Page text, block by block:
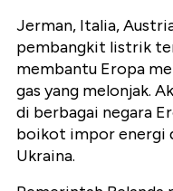
Jerman, Italia,
pembangkit listrik
membantu Eropa
gas yang melonjak.
di berbagai negara
boikot impor energi
Ukraina.